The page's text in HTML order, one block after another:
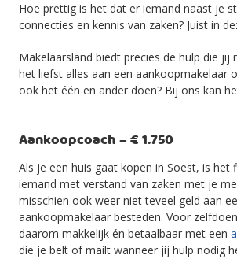
Hoe prettig is het dat er iemand naast je
connecties en kennis van zaken? Juist in
Makelaarsland biedt precies de hulp die jij
het liefst alles aan een aankoopmakelaar
ook het één en ander doen? Bij ons kan
Aankoopcoach – € 1.750
Als je een huis gaat kopen in Soest, is het
iemand met verstand van zaken met je
misschien ook weer niet teveel geld aan
aankoopmakelaar besteden. Voor
daarom makkelijk én betaalbaar met een
die je belt of mailt wanneer jij hulp nodig